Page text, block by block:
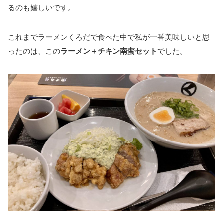
るのも嬉しいです。
これまでラーメンくろだで食べた中で私が一番美味しいと思
ったのは、このラーメン＋チキン南蛮セット でした。